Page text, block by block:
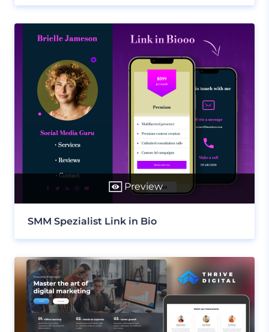
Preview
SMM Spezialist Link in Bio